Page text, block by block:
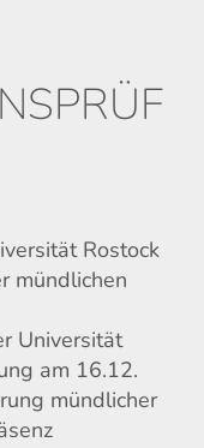
Rostock
mündlichen
Universität
am 16.12.
mündlicher